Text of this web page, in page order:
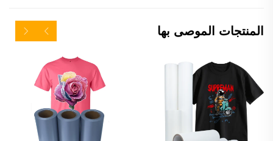
المنتجات الموصى بها